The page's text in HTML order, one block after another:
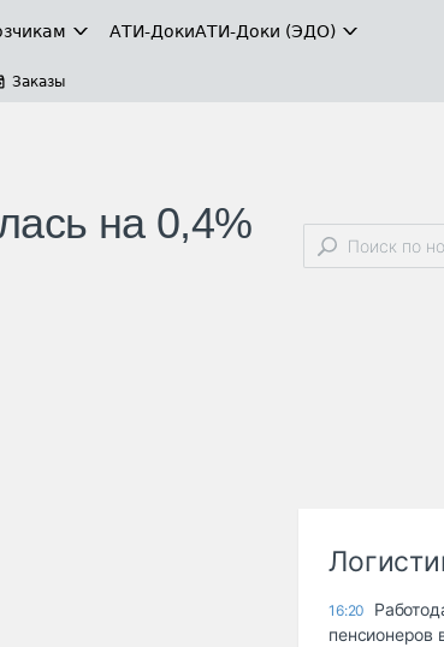
АТИ-ДокиАТИ-Доки (ЭДО)
Заказы
на 0,4%
16:20
пенсионеров